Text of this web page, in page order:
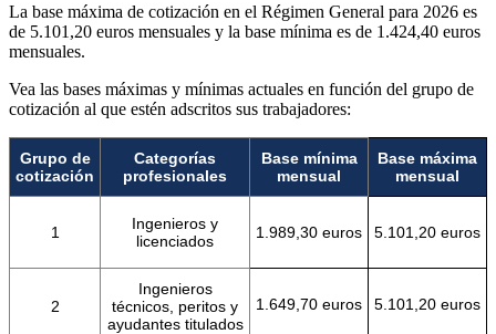
La base máxima de cotización en el Régimen General para 2026 es
de 5.101,20 euros mensuales y la base mínima es de 1.424,40 euros
mensuales.
Vea las bases máximas y mínimas actuales en función del grupo de
cotización al que estén adscritos sus trabajadores:
Grupo de
cotización
Categorías
profesionales
Base mínima
mensual
Base máxima
mensual
1
Ingenieros y
licenciados
1.989,30 euros 5.101,20 euros
2
Ingenieros
técnicos, peritos y
ayudantes titulados
1.649,70 euros 5.101,20 euros